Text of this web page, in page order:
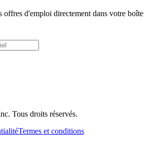
offres d'emploi directement dans votre boîte
Tous droits réservés.
Termes et conditions